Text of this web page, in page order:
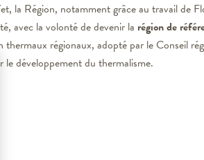
la Région, notamment grâce au travail de
avec la volonté de devenir la région de
régionaux, adopté par le Conseil
le développement du thermalisme.